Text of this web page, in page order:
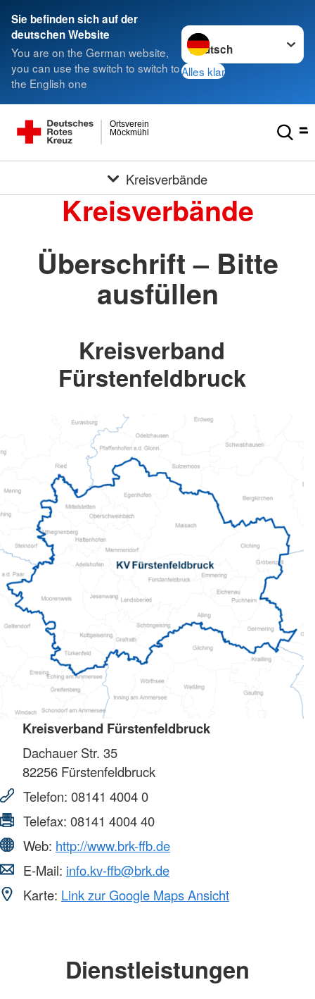
Sie befinden sich auf der
deutschen Website
You are on the German website,
you can use the switch to switch to
the English one
Sprache wechseln zu
Alles klar
Möckmühl
Ortsverein
Kreisverbände
Kreisverbände
Überschrift – Bitte
ausfüllen
Kreisverband
Fürstenfeldbruck
Kreisverband Fürstenfeldbruck
Dachauer Str. 35
82256 Fürstenfeldbruck
Telefon: 08141 4004 0
Telefax: 08141 4004 40
Web: http://www.brk-ffb.de
E-Mail: info.kv-ffb@brk.de
Karte: Link zur Google Maps Ansicht
Dienstleistungen